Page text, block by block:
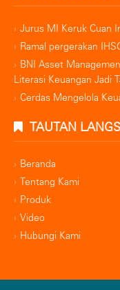
Jurus MI Keruk Cuan
Ramal pergerakan
BNI Asset
Literasi Keuangan Jadi
Cerdas Mengelola
TAUTAN
Beranda
Tentang Kami
Produk
Video
Hubungi Kami